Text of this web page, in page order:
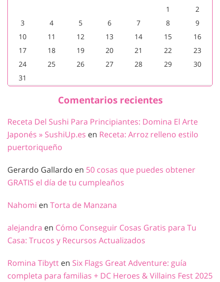
1
2
3
4 5 6 7 8
9
10
11 12 13 14 15
16
17
18 19 20 21 22
23
24
25 26 27 28 29
30
31
Comentarios recientes
Receta Del Sushi Para Principiantes: Domina El Arte
Japonés » SushiUp.es en Receta: Arroz relleno estilo
puertoriqueño
Gerardo Gallardo en 50 cosas que puedes obtener
GRATIS el día de tu cumpleaños
Nahomi en Torta de Manzana
alejandra en Cómo Conseguir Cosas Gratis para Tu
Casa: Trucos y Recursos Actualizados
Romina Tibytt en Six Flags Great Adventure: guía
completa para familias + DC Heroes & Villains Fest 2025